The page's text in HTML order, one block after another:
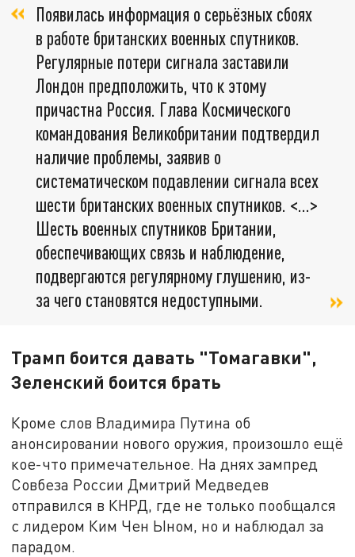
Появилась информация о серьёзных сбоях
в работе британских военных спутников.
Регулярные потери сигнала заставили
Лондон предположить, что к этому
причастна Россия. Глава Космического
командования Великобритании подтвердил
наличие проблемы, заявив о
систематическом подавлении сигнала всех
шести британских военных спутников. <…>
Шесть военных спутников Британии,
обеспечивающих связь и наблюдение,
подвергаются регулярному глушению, из-
за чего становятся недоступными.
Трамп боится давать "Томагавки",
Зеленский боится брать
Кроме слов Владимира Путина об
анонсировании нового оружия, произошло ещё
кое-что примечательное. На днях зампред
Совбеза России Дмитрий Медведев
отправился в КНРД, где не только пообщался
с лидером Ким Чен Ыном, но и наблюдал за
парадом.